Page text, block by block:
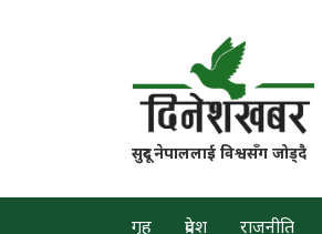
सुदूर नेपाललाई विश्वसँग जोड्दै
गृह प्रदेश राजनीति